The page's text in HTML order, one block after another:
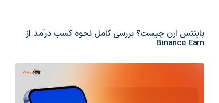
بایننس ارن چیست؟ بررسی کامل نحوه کسب درآمد از
Binance Earn